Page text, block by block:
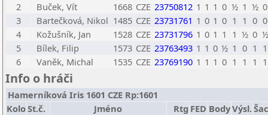
2
Buček, Vít 1668 CZE 23750812 1 1 1 0 ½ 1 ½ 0
3
Bartečková, Nikol 1485 CZE 23731761 1 0 1 0 1 1 0 0
4
Kožušník, Jan 1528 CZE 23731796 1 0 1 1 1 ½ 0 ½
5
Bílek, Filip 1573 CZE 23763493 1 1 0 ½ 1 0 1 1
6
Vaněk, Michal 1535 CZE 23769190 1 1 1 0 1 1 1 1
Info o hráči
Hamerníková Iris 1601 CZE Rp:1601
KoloSt.č. Jméno Rtg FED BodyVýsl.